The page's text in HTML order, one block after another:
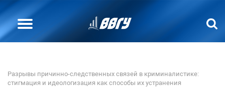
Разрывы причинно-следственных связей в криминалистике:
стигмация и идеологизация как способы их устранения